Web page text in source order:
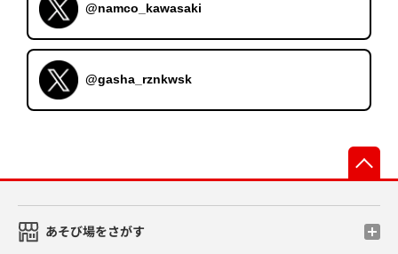
@namco_kawasaki
@gasha_rznkwsk
あそび場をさがす